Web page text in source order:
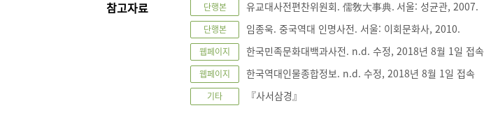
참고자료 단행본 유교대사전편찬위원회. 儒敎大事典. 서울: 성균관, 2007.
단행본 임종욱. 중국역대 인명사전. 서울: 이회문화사, 2010.
웹페이지 한국민족문화대백과사전. n.d. 수정, 2018년 8월 1일 접속
웹페이지 한국역대인물종합정보. n.d. 수정, 2018년 8월 1일 접속
기타 『사서삼경』